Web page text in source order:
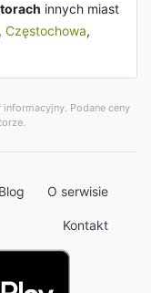
innych miast
, Częstochowa,
Podane ceny
Blog O serwisie
Kontakt